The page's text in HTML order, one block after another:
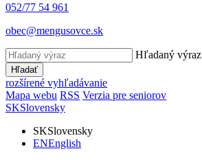
052/77 54 961
obec@mengusovce.sk
Hľadaný výraz
Hľadať
rozšírené vyhľadávanie
Mapa webu RSS Verzia pre seniorov
SKSlovensky
SKSlovensky
ENEnglish